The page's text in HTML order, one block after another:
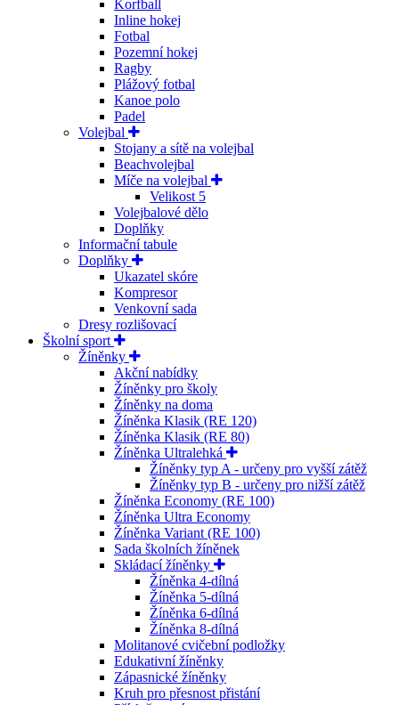
Korfball
Inline hokej
Fotbal
Pozemní hokej
Ragby
Plážový fotbal
Kanoe polo
Padel
Volejbal
Stojany a sítě na volejbal
Beachvolejbal
Míče na volejbal
Velikost 5
Volejbalové dělo
Doplňky
Informační tabule
Doplňky
Ukazatel skóre
Kompresor
Venkovní sada
Dresy rozlišovací
Školní sport
Žíněnky
Akční nabídky
Žíněnky pro školy
Žíněnky na doma
Žíněnka Klasik (RE 120)
Žíněnka Klasik (RE 80)
Žíněnka Ultralehká
Žíněnky typ A - určeny pro vyšší zátěž
Žíněnky typ B - určeny pro nižší zátěž
Žíněnka Economy (RE 100)
Žíněnka Ultra Economy
Žíněnka Variant (RE 100)
Sada školních žíněnek
Skládací žíněnky
Žíněnka 4-dílná
Žíněnka 5-dílná
Žíněnka 6-dílná
Žíněnka 8-dílná
Molitanové cvičební podložky
Edukativní žíněnky
Zápasnické žíněnky
Kruh pro přesnost přistání